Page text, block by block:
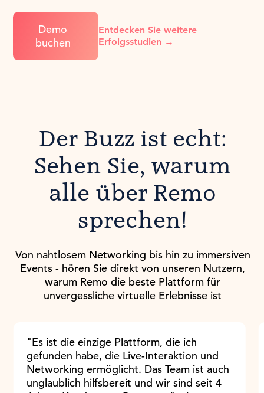
Demo
buchen
Entdecken Sie weitere
Erfolgsstudien →
Der Buzz ist echt:
Sehen Sie, warum
alle über Remo
sprechen!
Von nahtlosem Networking bis hin zu immersiven
Events - hören Sie direkt von unseren Nutzern,
warum Remo die beste Plattform für
unvergessliche virtuelle Erlebnisse ist
"Es ist die einzige Plattform, die ich
gefunden habe, die Live-Interaktion und
Networking ermöglicht. Das Team ist auch
unglaublich hilfsbereit und wir sind seit 4